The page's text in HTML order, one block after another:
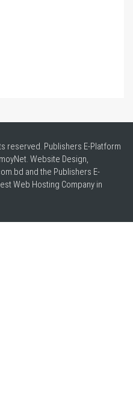
reserved. Publishers E-Platform
Website Design,
and the Publishers E-
Web Hosting Company in